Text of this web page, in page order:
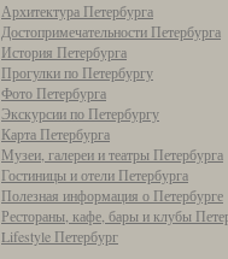
Архитектура Петербурга
Достопримечательности Петербурга
История Петербурга
Прогулки по Петербургу
Фото Петербурга
Экскурсии по Петербургу
Карта Петербурга
Музеи, галереи и театры Петербурга
Гостиницы и отели Петербурга
Полезная информация о Петербурге
Рестораны, кафе, бары и клубы
Lifestyle Петербург